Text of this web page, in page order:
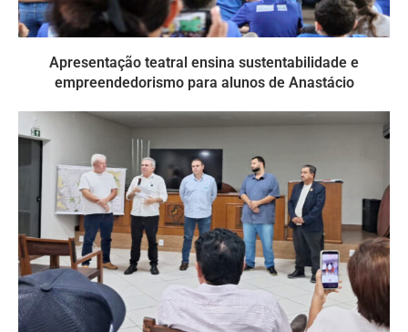
Apresentação teatral ensina sustentabilidade e
empreendedorismo para alunos de Anastácio